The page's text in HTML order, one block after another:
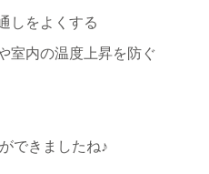
しをよくする
室内の温度上昇を防ぐ
できましたね♪